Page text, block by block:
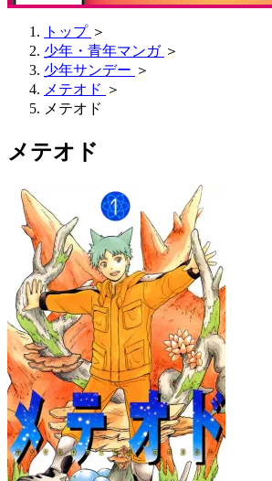
トップ ＞
少年・青年マンガ ＞
少年サンデー ＞
メテオド ＞
メテオド
メテオド